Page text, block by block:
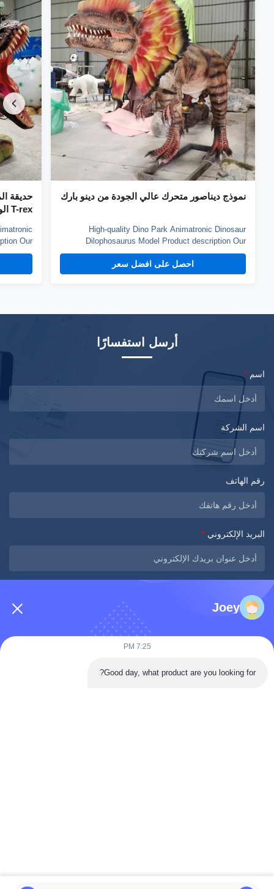
نموذج ديناصور متحرك عالي الجودة من دينو بارك
High-quality Dino Park Animatronic Dinosaur
Dilophosaurus Model Product description Our
animatronic dinos adopt high density sponge,
national standerd steel, durable motors and elastic
fiber silicone skin. Waterproof, resistant to high
احصل على افضل سعر
حديقة
T-rex الواقعي
Our
sponge,
to high
أرسل استفسارًا
اسم *
اسم الشركة
رقم الهاتف
البريد الإلكتروني *
Joey
7:25 PM
Good day, what product are you looking for?